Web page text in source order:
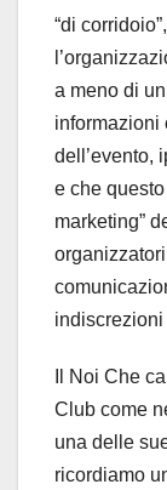
“di
a meno di
informazioni
dell’evento,
e che
marketing”
Il Noi Che
Club come
una delle
ricordiamo